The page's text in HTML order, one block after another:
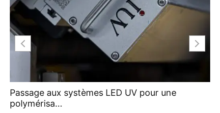
Passage aux systèmes LED UV pour une
polymérisa...